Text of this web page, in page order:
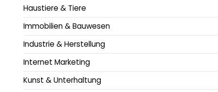
Haustiere & Tiere
Immobilien & Bauwesen
Industrie & Herstellung
Internet Marketing
Kunst & Unterhaltung